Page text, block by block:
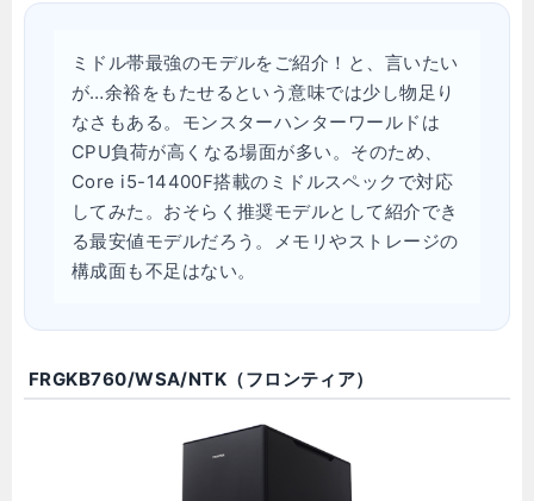
ミドル帯最強のモデルをご紹介！と、言いたい
が…余裕をもたせるという意味では少し物足り
なさもある。モンスターハンターワールドは
CPU負荷が高くなる場面が多い。そのため、
Core i5-14400F搭載のミドルスペックで対応
してみた。おそらく推奨モデルとして紹介でき
る最安値モデルだろう。メモリやストレージの
構成面も不足はない。
FRGKB760/WSA/NTK（フロンティア）